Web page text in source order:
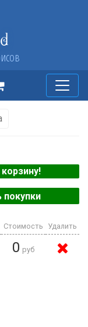
покупки
Стоимость
Удалить
0 руб